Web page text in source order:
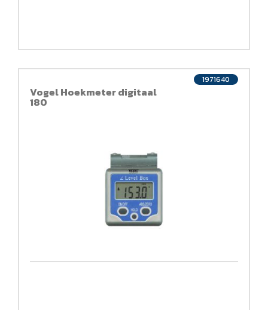
Vogel Hoekmeter digitaal
180
1971640